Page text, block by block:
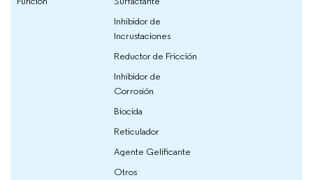
Inhibidor de
Incrustaciones
Reductor de Fricción
Inhibidor de
Corrosión
Biocida
Reticulador
Agente Gelificante
Otros